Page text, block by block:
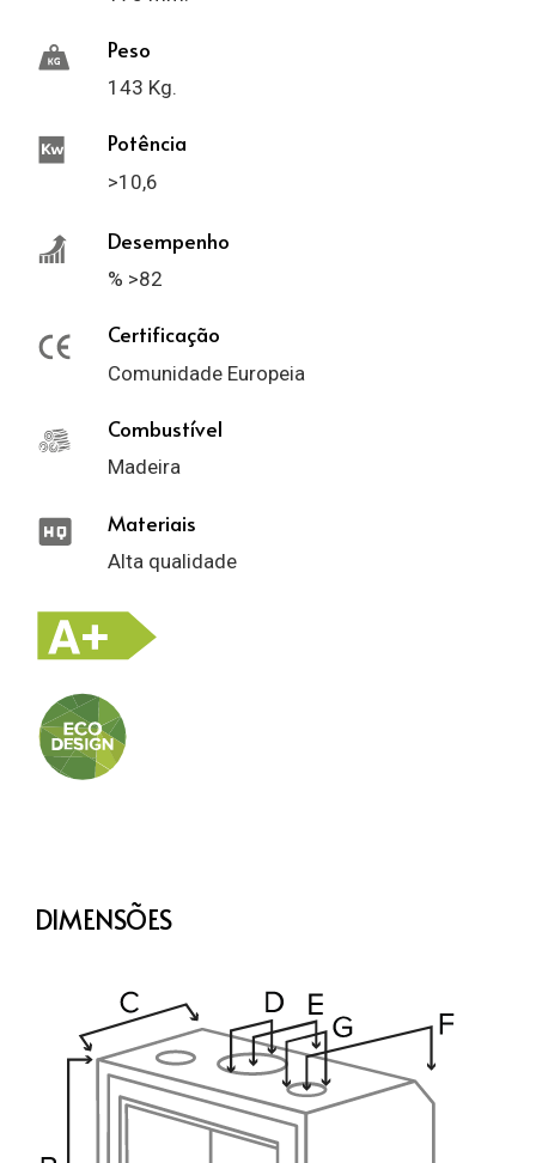
Peso
143 Kg.
Potência
>10,6
Desempenho
% >82
Certificação
Comunidade Europeia
Combustível
Madeira
Materiais
Alta qualidade
DIMENSÕES